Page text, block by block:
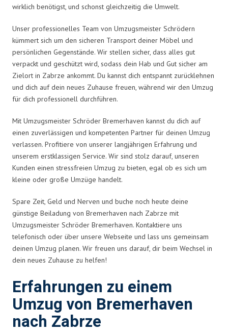
wirklich benötigst, und schonst gleichzeitig die Umwelt.
Unser professionelles Team von Umzugsmeister Schrödern
kümmert sich um den sicheren Transport deiner Möbel und
persönlichen Gegenstände. Wir stellen sicher, dass alles gut
verpackt und geschützt wird, sodass dein Hab und Gut sicher am
Zielort in Zabrze ankommt. Du kannst dich entspannt zurücklehnen
und dich auf dein neues Zuhause freuen, während wir den Umzug
für dich professionell durchführen.
Mit Umzugsmeister Schröder Bremerhaven kannst du dich auf
einen zuverlässigen und kompetenten Partner für deinen Umzug
verlassen. Profitiere von unserer langjährigen Erfahrung und
unserem erstklassigen Service. Wir sind stolz darauf, unseren
Kunden einen stressfreien Umzug zu bieten, egal ob es sich um
kleine oder große Umzüge handelt.
Spare Zeit, Geld und Nerven und buche noch heute deine
günstige Beiladung von Bremerhaven nach Zabrze mit
Umzugsmeister Schröder Bremerhaven. Kontaktiere uns
telefonisch oder über unsere Webseite und lass uns gemeinsam
deinen Umzug planen. Wir freuen uns darauf, dir beim Wechsel in
dein neues Zuhause zu helfen!
Erfahrungen zu einem
Umzug von Bremerhaven
nach Zabrze